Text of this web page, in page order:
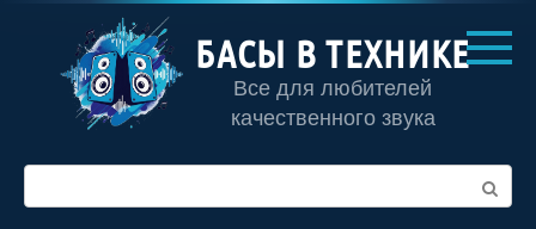
контенту
БАСЫ В ТЕХНИКЕ
Все для любителей
качественного звука